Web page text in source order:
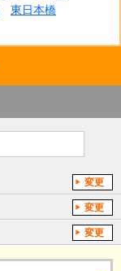
東日本橋
変更
変更
変更